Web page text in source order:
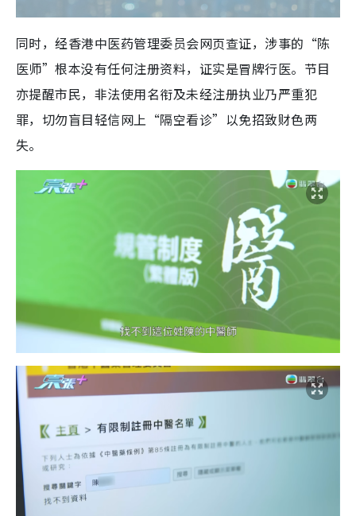
同时，经香港中医药管理委员会网页查证，涉事的“陈
医师”根本没有任何注册资料，证实是冒牌行医。节目
亦提醒市民，非法使用名衔及未经注册执业乃严重犯
罪，切勿盲目轻信网上“隔空看诊”以免招致财色两
失。